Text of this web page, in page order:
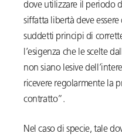
dove utilizzare il periodo
siffatta libertà deve
suddetti principi di
l’esigenza che le scelte
non siano lesive
ricevere regolarmente la
contratto”.
Nel caso di specie, tale